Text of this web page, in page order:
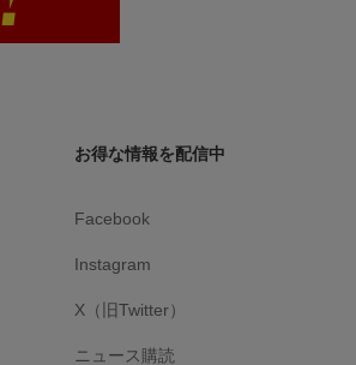
お得な情報を配信中
Facebook
Instagram
X（旧Twitter）
ニュース購読